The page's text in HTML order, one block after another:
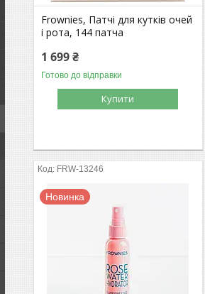
Frownies, Патчі для кутків очей
і рота, 144 патча
1 699 ₴
Готово до відправки
Купити
FRW-13246
Новинка